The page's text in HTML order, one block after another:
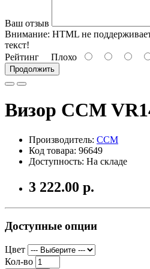
Ваш отзыв
Внимание: HTML не
текст!
Рейтинг Плохо
Продолжить
Визор CCM
Производитель: CCM
Код товара: 96649
Доступность: На складе
3 222.00 р.
Доступные опции
Цвет
Кол-во